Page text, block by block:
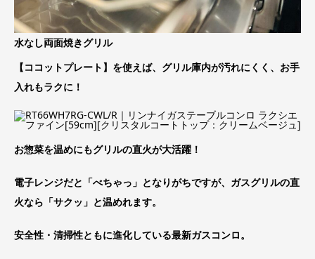
水なし両面焼きグリル
【ココットプレート】を使えば、グリル庫内が汚れにくく、お手
入れもラクに！
お惣菜を温めにもグリルの直火が大活躍！
電子レンジだと「べちゃっ」となりがちですが、ガスグリルの直
火なら「サクッ」と温めれます。
安全性・清掃性ともに進化している最新ガスコンロ。